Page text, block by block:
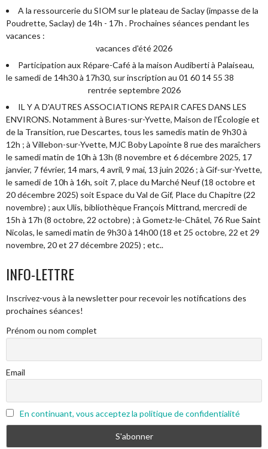
A la ressourcerie du SIOM sur le plateau de Saclay (impasse de la
Poudrette, Saclay) de 14h - 17h . Prochaines séances pendant les
vacances :
vacances d'été 2026
Participation aux Répare-Café à la maison Audiberti à Palaiseau,
le samedi de 14h30 à 17h30, sur inscription au 01 60 14 55 38
rentrée septembre 2026
IL Y A D'AUTRES ASSOCIATIONS REPAIR CAFES DANS LES
ENVIRONS. Notamment à Bures-sur-Yvette, Maison de l’Écologie et
de la Transition, rue Descartes, tous les samedis matin de 9h30 à
12h ; à Villebon-sur-Yvette, MJC Boby Lapointe 8 rue des maraîchers
le samedi matin de 10h à 13h (8 novembre et 6 décembre 2025, 17
janvier, 7 février, 14 mars, 4 avril, 9 mai, 13 juin 2026 ; à Gif-sur-Yvette,
le samedi de 10h à 16h, soit 7, place du Marché Neuf (18 octobre et
20 décembre 2025) soit Espace du Val de Gif, Place du Chapitre (22
novembre) ; aux Ulis, bibliothèque François Mittrand, mercredi de
15h à 17h (8 octobre, 22 octobre) ; à Gometz-le-Châtel, 76 Rue Saint
Nicolas, le samedi matin de 9h30 à 14h00 (18 et 25 octobre, 22 et 29
novembre, 20 et 27 décembre 2025) ; etc..
INFO-LETTRE
Inscrivez-vous à la newsletter pour recevoir les notifications des
prochaines séances!
Prénom ou nom complet
Email
En continuant, vous acceptez la politique de confidentialité